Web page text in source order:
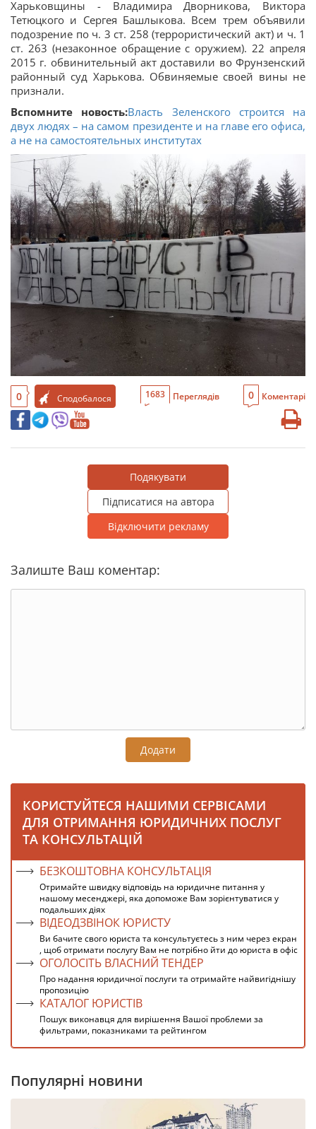
Харьковщины - Владимира Дворникова, Виктора
Тетюцкого и Сергея Башлыкова. Всем трем объявили
подозрение по ч. 3 ст. 258 (террористический акт) и ч. 1
ст. 263 (незаконное обращение с оружием). 22 апреля
2015 г. обвинительный акт доставили во Фрунзенский
районный суд Харькова. Обвиняемые своей вины не
признали.
Вспомните новость:Власть Зеленского строится на
двух людях – на самом президенте и на главе его офиса,
а не на самостоятельных институтах
0 Сподобалося 1683 Переглядів 0 Коментарі
Подякувати
Підписатися на автора
Відключити рекламу
Залиште Ваш коментар:
Додати
КОРИСТУЙТЕСЯ НАШИМИ СЕРВІСАМИ
ДЛЯ ОТРИМАННЯ ЮРИДИЧНИХ ПОСЛУГ
ТА КОНСУЛЬТАЦІЙ
БЕЗКОШТОВНА КОНСУЛЬТАЦІЯ
Отримайте швидку відповідь на юридичне питання у
нашому месенджері, яка допоможе Вам зорієнтуватися у
подальших діях
ВІДЕОДЗВІНОК ЮРИСТУ
Ви бачите свого юриста та консультуєтесь з ним через екран
, щоб отримати послугу Вам не потрібно йти до юриста в офіс
ОГОЛОСІТЬ ВЛАСНИЙ ТЕНДЕР
Про надання юридичної послуги та отримайте найвигіднішу
пропозицію
КАТАЛОГ ЮРИСТІВ
Пошук виконавця для вирішення Вашої проблеми за
фильтрами, показниками та рейтингом
Популярні новини